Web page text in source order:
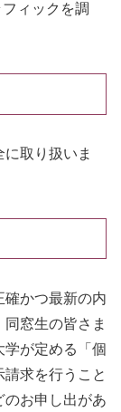
ィックを調
取り扱いま
確かつ最新の内
窓生の皆さま
学が定める「個
求を行うこと
のお申し出があ